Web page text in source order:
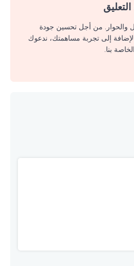
والحوار. من أجل تحسين جودة
بالإضافة إلى تجربة مساهمتك، ندعوك
بنا.